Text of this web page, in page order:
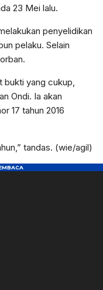
23 Mei lalu.
penyelidikan
pelaku. Selain
bukti yang cukup,
Ondi. Ia akan
17 tahun 2016
tandas. (wie/agil)